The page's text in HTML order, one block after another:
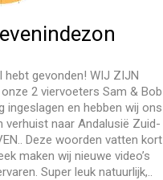
hebt gevonden! WIJ ZIJN
2 viervoeters Sam & Bob
ingeslagen en hebben wij ons
verhuist naar Andalusië Zuid-
Deze woorden vatten kort
maken wij nieuwe video’s
Super leuk natuurlijk,..